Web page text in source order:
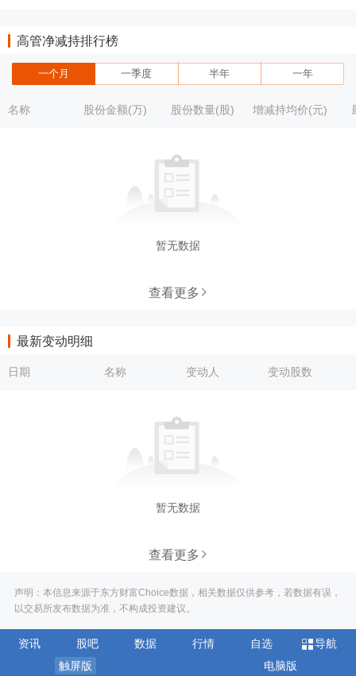
高管净减持排行榜
一个月 一季度 半年 一年
名称 股份金额(万) 股份数量(股) 增减持均价(元)
暂无数据
查看更多
最新变动明细
日期 名称 变动人 变动股数
暂无数据
查看更多
声明：本信息来源于东方财富Choice数据，相关数据仅供参考，若数据有误，
以交易所发布数据为准，不构成投资建议。
资讯 股吧 数据 行情 自选
导航
触屏版
电脑版